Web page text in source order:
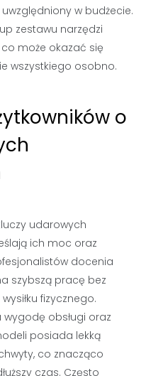
w budżecie.
zestawu narzędzi
może okazać się
wszystkiego osobno.
o
udarowych
ich moc oraz
docenia
szybszą pracę bez
fizycznego.
obsługi oraz
posiada lekką
co znacząco
czas. Często